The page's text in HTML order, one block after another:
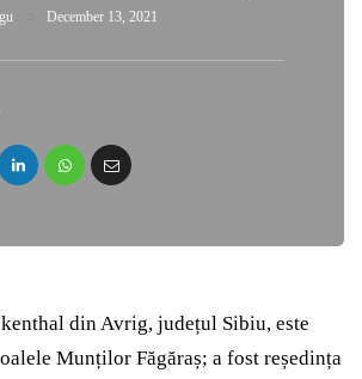
December 13, 2021
din Avrig, județul Sibiu, este
Munților Făgăraș; a fost reședința